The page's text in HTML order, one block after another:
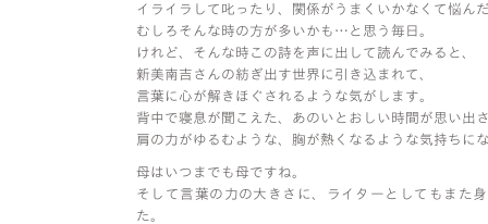
イライラして叱ったり、関係がうまくいかなくて悩ん
むしろそんな時の方が多いかも…と思う毎日。
けれど、そんな時この詩を声に出して読んでみると、
新美南吉さんの紡ぎ出す世界に引き込まれて、
言葉に心が解きほぐされるような気がします。
背中で寝息が聞こえた、あのいとおしい時間が思い出
肩の力がゆるむような、胸が熱くなるような気持ちに
母はいつまでも母ですね。
そして言葉の力の大きさに、ライターとしてもまた
た。